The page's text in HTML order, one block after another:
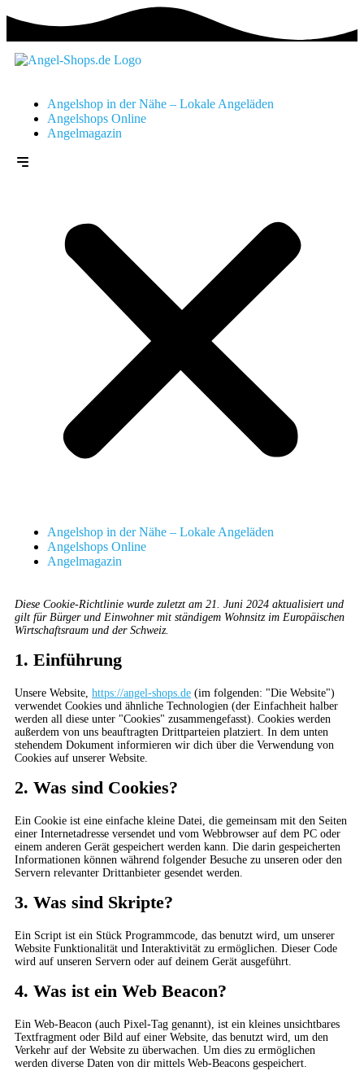
Angelshop in der Nähe – Lokale Angeläden
Angelshops Online
Angelmagazin
Angelshop in der Nähe – Lokale Angeläden
Angelshops Online
Angelmagazin
Diese Cookie-Richtlinie wurde zuletzt am 21. Juni 2024 aktualisiert und
gilt für Bürger und Einwohner mit ständigem Wohnsitz im Europäischen
Wirtschaftsraum und der Schweiz.
1. Einführung
Unsere Website, https://angel-shops.de (im folgenden: "Die Website")
verwendet Cookies und ähnliche Technologien (der Einfachheit halber
werden all diese unter "Cookies" zusammengefasst). Cookies werden
außerdem von uns beauftragten Drittparteien platziert. In dem unten
stehendem Dokument informieren wir dich über die Verwendung von
Cookies auf unserer Website.
2. Was sind Cookies?
Ein Cookie ist eine einfache kleine Datei, die gemeinsam mit den Seiten
einer Internetadresse versendet und vom Webbrowser auf dem PC oder
einem anderen Gerät gespeichert werden kann. Die darin gespeicherten
Informationen können während folgender Besuche zu unseren oder den
Servern relevanter Drittanbieter gesendet werden.
3. Was sind Skripte?
Ein Script ist ein Stück Programmcode, das benutzt wird, um unserer
Website Funktionalität und Interaktivität zu ermöglichen. Dieser Code
wird auf unseren Servern oder auf deinem Gerät ausgeführt.
4. Was ist ein Web Beacon?
Ein Web-Beacon (auch Pixel-Tag genannt), ist ein kleines unsichtbares
Textfragment oder Bild auf einer Website, das benutzt wird, um den
Verkehr auf der Website zu überwachen. Um dies zu ermöglichen
werden diverse Daten von dir mittels Web-Beacons gespeichert.